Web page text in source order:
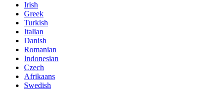
Irish
Greek
Turkish
Italian
Danish
Romanian
Indonesian
Czech
Afrikaans
Swedish